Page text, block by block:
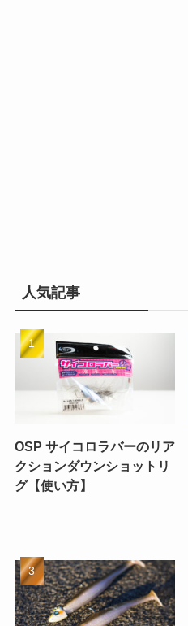
人気記事
OSP サイコロラバーのリア
クションダウンショットリ
グ【使い方】